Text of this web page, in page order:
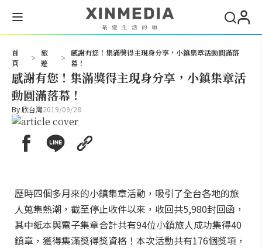
首
頁
>
旅
遊
>
感謝有您！集滿獎得主現身分享，小鎮集章活動圓滿落
幕！
感謝有您！集滿獎得主現身分享，小鎮集章活
動圓滿落幕！
By欣台灣2019/09/28
歷時四個多月來的小鎮集章活動，吸引了全台各地的旅
人蒐集熱潮，截至停止收件以來，收回共5,980封回函，
其中紙本與電子集章合計共有94位小鎮旅人成功集得40
鎮章，獲得集滿獎得獎資格！本次活動共有176個獎項，